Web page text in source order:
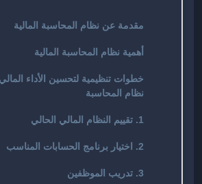
مقدمة عن نظام المحاسبة المالية
أهمية نظام المحاسبة المالية
خطوات تنظيمية لتحسين الأداء
نظام المحاسبة
1. تقييم النظام المالي الحالي
2. اختيار برنامج الحسابات المناسب
3. تدريب الموظفين